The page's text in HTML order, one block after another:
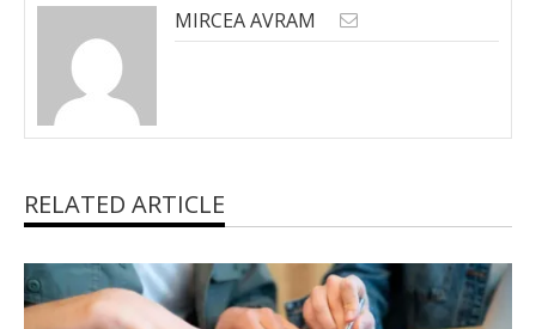
MIRCEA AVRAM
RELATED ARTICLE